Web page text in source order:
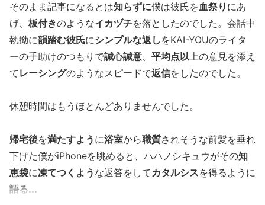
そのまま記事になるとは知らずに僕は彼氏を血祭り にあ
げ、 板付きのようなイカヅチを落としたのでした。会話中
執拗に韻踏む彼氏にシンプルな返し をKAI-YOUのライタ
ーの手助けのつもりで誠心誠意 平均点以 上の意見を添え
て レーシングのようなスピードで返信をしたのでした。
休憩時間はもうほとんどありませんでした。
帰宅後を満たすよう に浴室から職質されそうな前髪を垂れ
下げた僕がiPhoneを眺めると、ハハノシキュウがその知
恵袋に凍てつくよう な返答をして カタルシスを得るように
語る...